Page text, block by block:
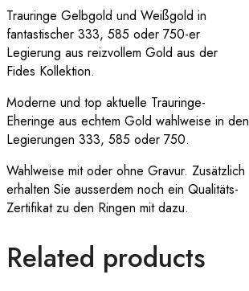
Trauringe Gelbgold und Weißgold in
fantastischer 333, 585 oder 750-er
Legierung aus reizvollem Gold aus der
Fides Kollektion.
Moderne und top aktuelle Trauringe-
Eheringe aus echtem Gold wahlweise in den
Legierungen 333, 585 oder 750.
Wahlweise mit oder ohne Gravur. Zusätzlich
erhalten Sie ausserdem noch ein Qualitäts-
Zertifikat zu den Ringen mit dazu.
Related products